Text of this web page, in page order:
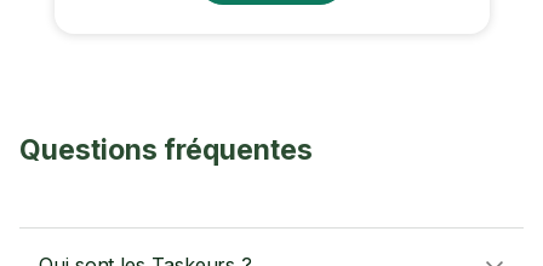
Questions fréquentes